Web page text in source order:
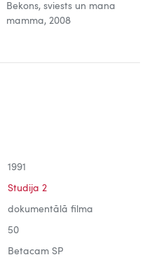
Bekons, sviests un mana
mamma, 2008
1991
Studija 2
dokumentālā filma
50
Betacam SP